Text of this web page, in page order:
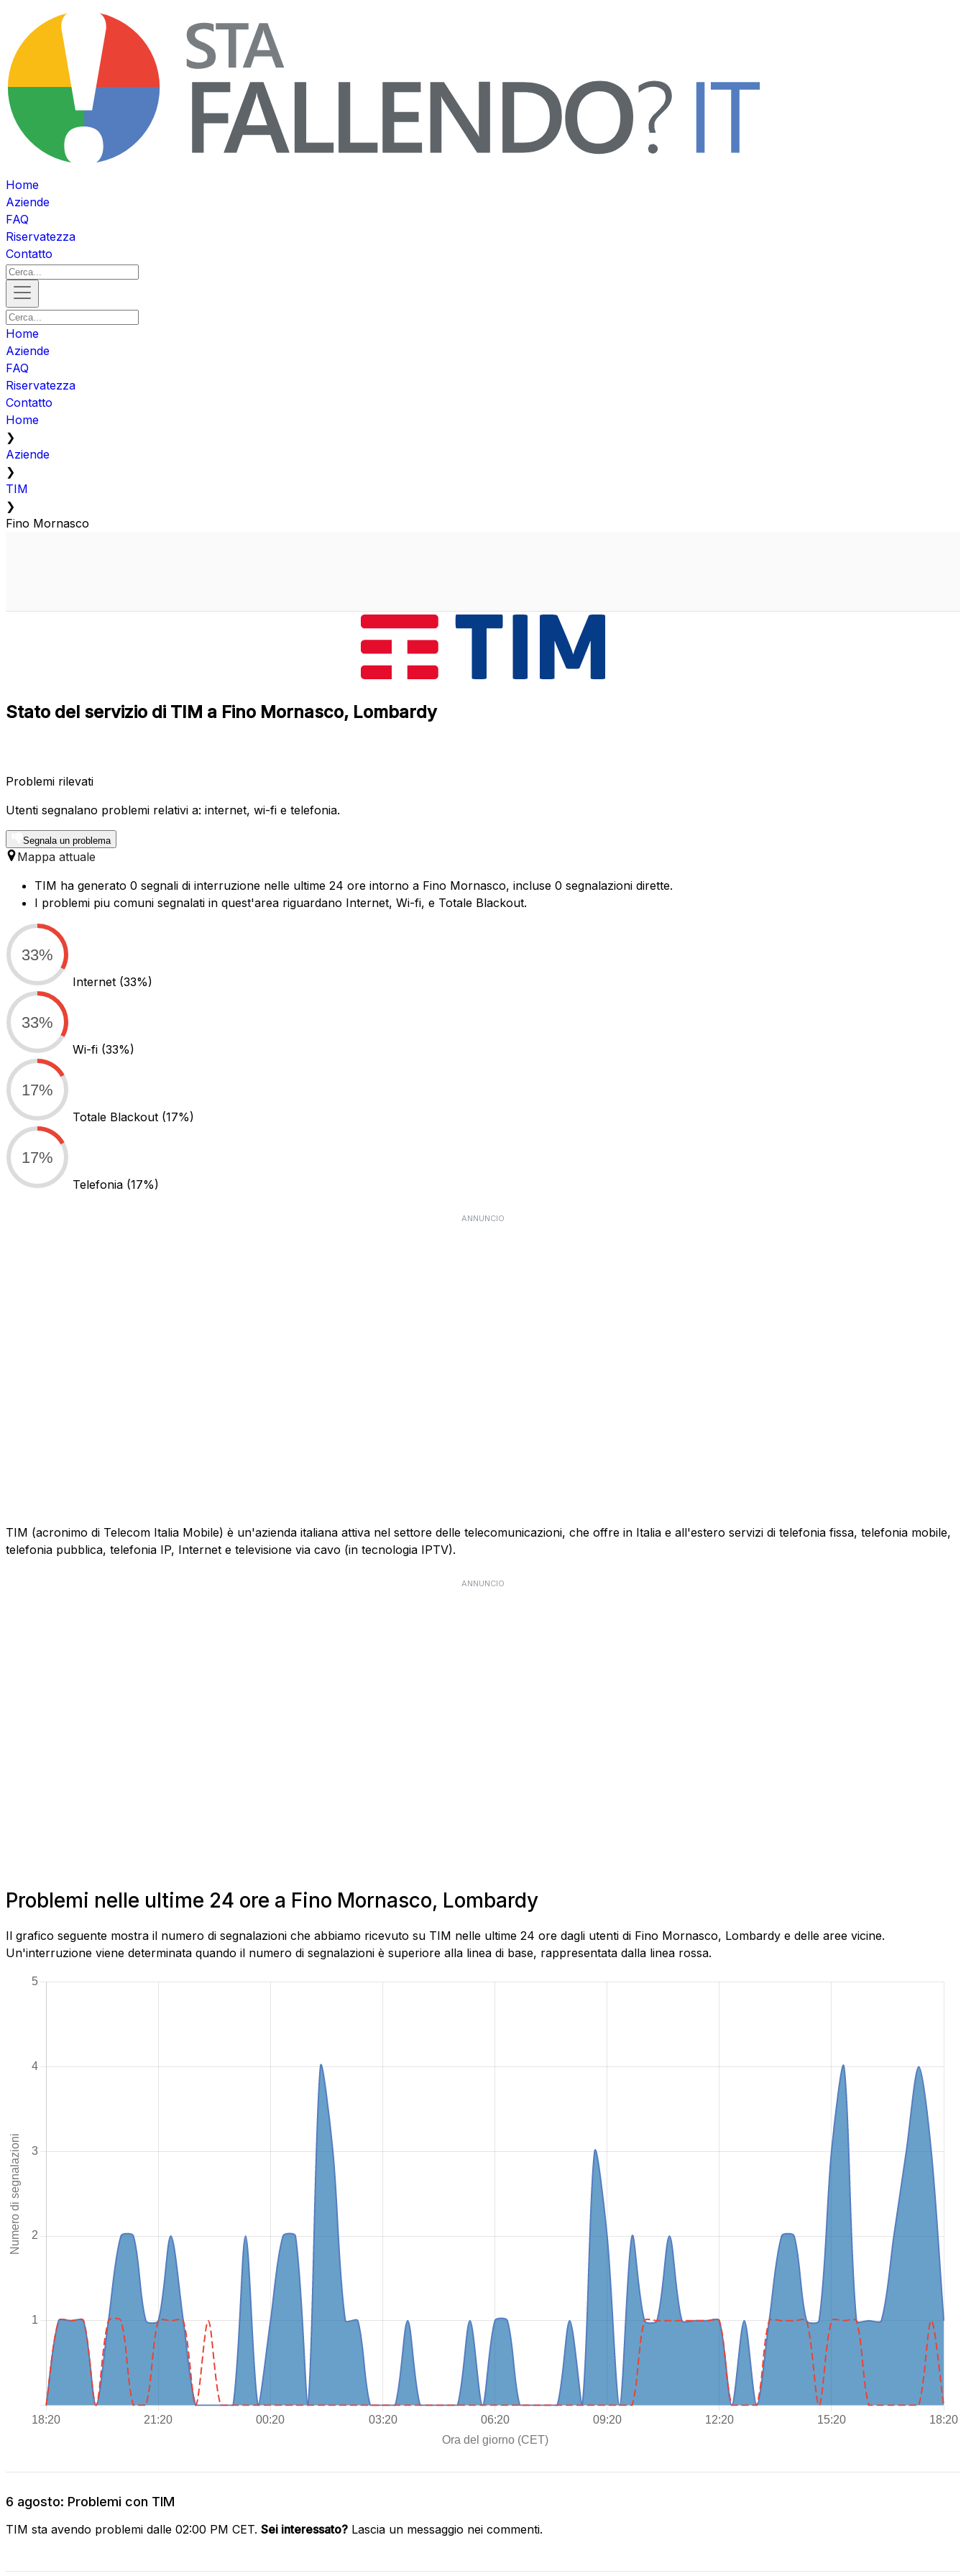
Home
Aziende
FAQ
Riservatezza
Contatto
Home
Aziende
FAQ
Riservatezza
Contatto
Home
❯
Aziende
❯
TIM
❯
Fino Mornasco
Stato del servizio di TIM a Fino Mornasco, Lombardy
Problemi rilevati
Utenti segnalano problemi relativi a: internet, wi-fi e telefonia.
Segnala un problema
Mappa attuale
TIM ha generato 0 segnali di interruzione nelle ultime 24 ore intorno a Fino Mornasco, incluse 0 segnalazioni dirette.
I problemi piu comuni segnalati in quest'area riguardano Internet, Wi-fi, e Totale Blackout.
33%
Internet (33%)
33%
Wi-fi (33%)
17%
Totale Blackout (17%)
17%
Telefonia (17%)
ANNUNCIO
TIM (acronimo di Telecom Italia Mobile) è un'azienda italiana attiva nel settore delle telecomunicazioni, che offre in Italia e all'estero servizi di telefonia fissa, telefonia mobile,
telefonia pubblica, telefonia IP, Internet e televisione via cavo (in tecnologia IPTV).
ANNUNCIO
Problemi nelle ultime 24 ore a Fino Mornasco, Lombardy
Il grafico seguente mostra il numero di segnalazioni che abbiamo ricevuto su TIM nelle ultime 24 ore dagli utenti di Fino Mornasco, Lombardy e delle aree vicine.
Un'interruzione viene determinata quando il numero di segnalazioni è superiore alla linea di base, rappresentata dalla linea rossa.
6 agosto: Problemi con TIM
TIM sta avendo problemi dalle 02:00 PM CET. Sei interessato? Lascia un messaggio nei commenti.